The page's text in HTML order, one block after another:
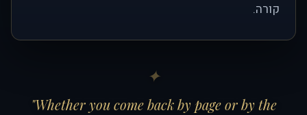
קורה.
"Whether you come back by page or by the